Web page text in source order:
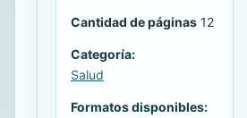
Cantidad de páginas 12
Categoría:
Salud
Formatos disponibles: